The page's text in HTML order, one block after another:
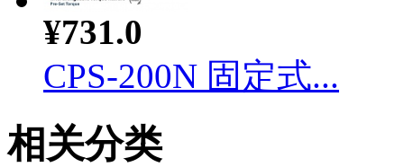
¥731.0
CPS-200N 固定式...
相关分类